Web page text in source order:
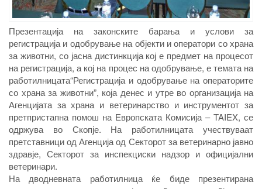
Презентација на законските барања и услови за
регистрација и одобрување на објекти и оператори со храна
за животни, со јасна дистинкција кој е предмет на процесот
на регистрација, а кој на процес на одобрување, е темата на
работилницата“Регистрација и одобрување на операторите
со храна за животни”, која денес и утре во организација на
Агенцијата за храна и ветеринарство и инструментот за
претпристапна помош на Европската Комисија – TAIEX, се
одржува во Скопје. На работилницата учествуваат
претставници од Агенција од Секторот за ветеринарно јавно
здравје, Секторот за инспекциски надзор и официјални
ветеринари.
На дводневната работилница ќе биде презентирана